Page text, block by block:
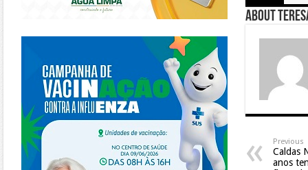
About
Previous
Caldas
anos
https://piracanjuba.go.gov.br/